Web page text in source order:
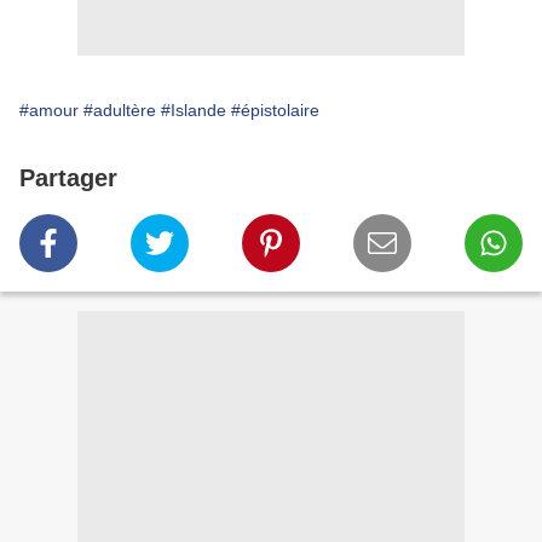
#amour #adultère #Islande #épistolaire
Partager